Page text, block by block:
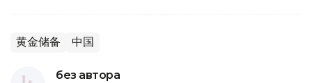
黄金储备 中国
без автора